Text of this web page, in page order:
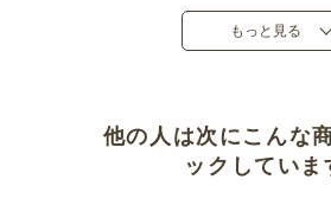
●定価：各１２，１００円（税込）
●第１期＝２０２０年３月発売、第２期
もっと見る
他の人は次にこんな
ックしていま